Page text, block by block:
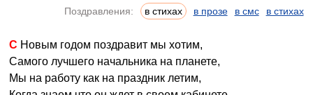
Поздравления: в стихах в прозе в смс в стихах
С Новым годом поздравит мы хотим,
Самого лучшего начальника на планете,
Мы на работу как на праздник летим,